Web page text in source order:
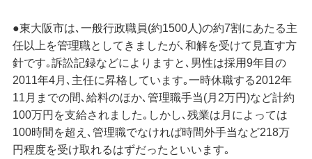
●東大阪市は､一般行政職員(約1500人)の約7割にあたる主
任以上を管理職としてきましたが､和解を受けて見直す方
針です｡訴訟記録などによりますと､男性は採用9年目の
2011年4月､主任に昇格しています｡一時休職する2012年
11月までの間､給料のほか､管理職手当(月2万円)など計約
100万円を支給されました｡しかし､残業は月によっては
100時間を超え､管理職でなければ時間外手当など218万
円程度を受け取れるはずだったといいます｡